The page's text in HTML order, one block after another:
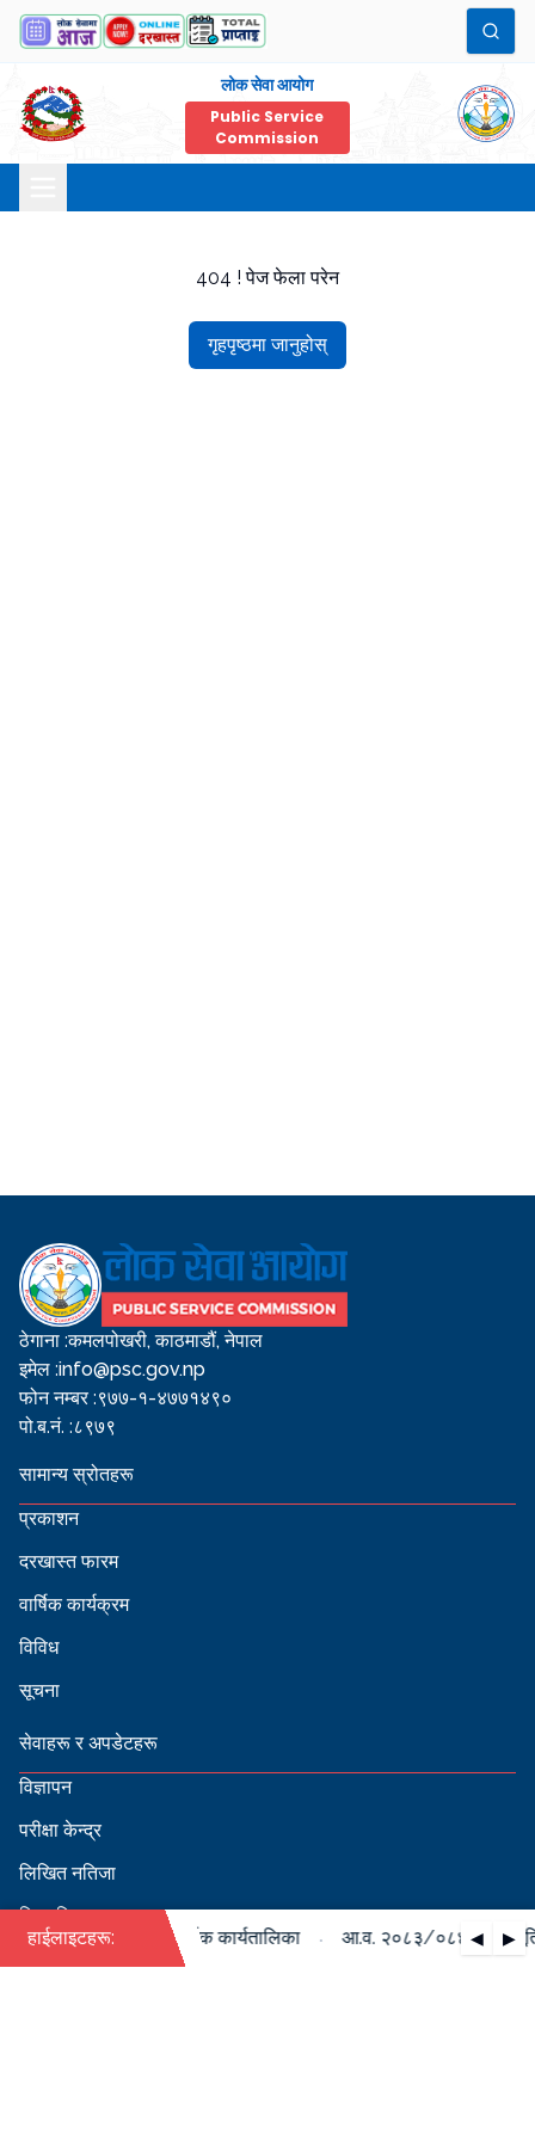
लोक सेवा आयोग
Public Service
Commission
404 ! पेज फेला परेन
गृहपृष्ठमा जानुहोस्
ठेगाना :कमलपोखरी, काठमाडौं, नेपाल
इमेल :info@psc.gov.np
फोन नम्बर :९७७-१-४७७१४९०
पो.ब.नं. :८९७९
सामान्य स्रोतहरू
प्रकाशन
दरखास्त फारम
वार्षिक कार्यक्रम
विविध
सूचना
सेवाहरू र अपडेटहरू
विज्ञापन
परीक्षा केन्द्र
लिखित नतिजा
सिफारिस
हाईलाइटहरू: ◀ ▶
को पदपूर्ति सम्बन्धी वार्षिक कार्यतालिका आ.व. २०८३/०८४ को पदपूर्ति